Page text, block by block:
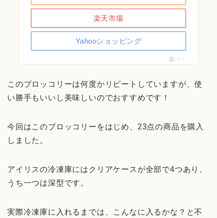
楽天市場
Yahooショッピング
ポチップ
このブロッコリーは何度かリピートしていますが、使
い勝手もいいし美味しいのでおすすめです！
今回はこのブロッコリーをはじめ、23点の商品を購入
しました。
アイリスの冷凍庫にはクリアケースが全部で4つあり、
うち一つは深型です。
実際冷凍庫に入れるまでは、こんなに入るかな？と不